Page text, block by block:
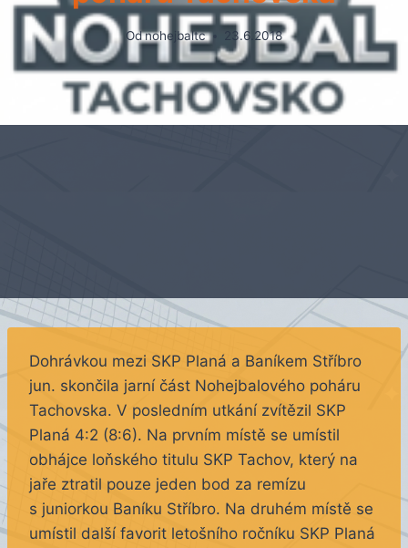
Odnohejbaltc 23.6.2018
Dohrávkou mezi SKP Planá a Baníkem Stříbro
jun. skončila jarní část Nohejbalového poháru
Tachovska. V posledním utkání zvítězil SKP
Planá 4:2 (8:6). Na prvním místě se umístil
obhájce loňského titulu SKP Tachov, který na
jaře ztratil pouze jeden bod za remízu
s juniorkou Baníku Stříbro. Na druhém místě se
umístil další favorit letošního ročníku SKP Planá